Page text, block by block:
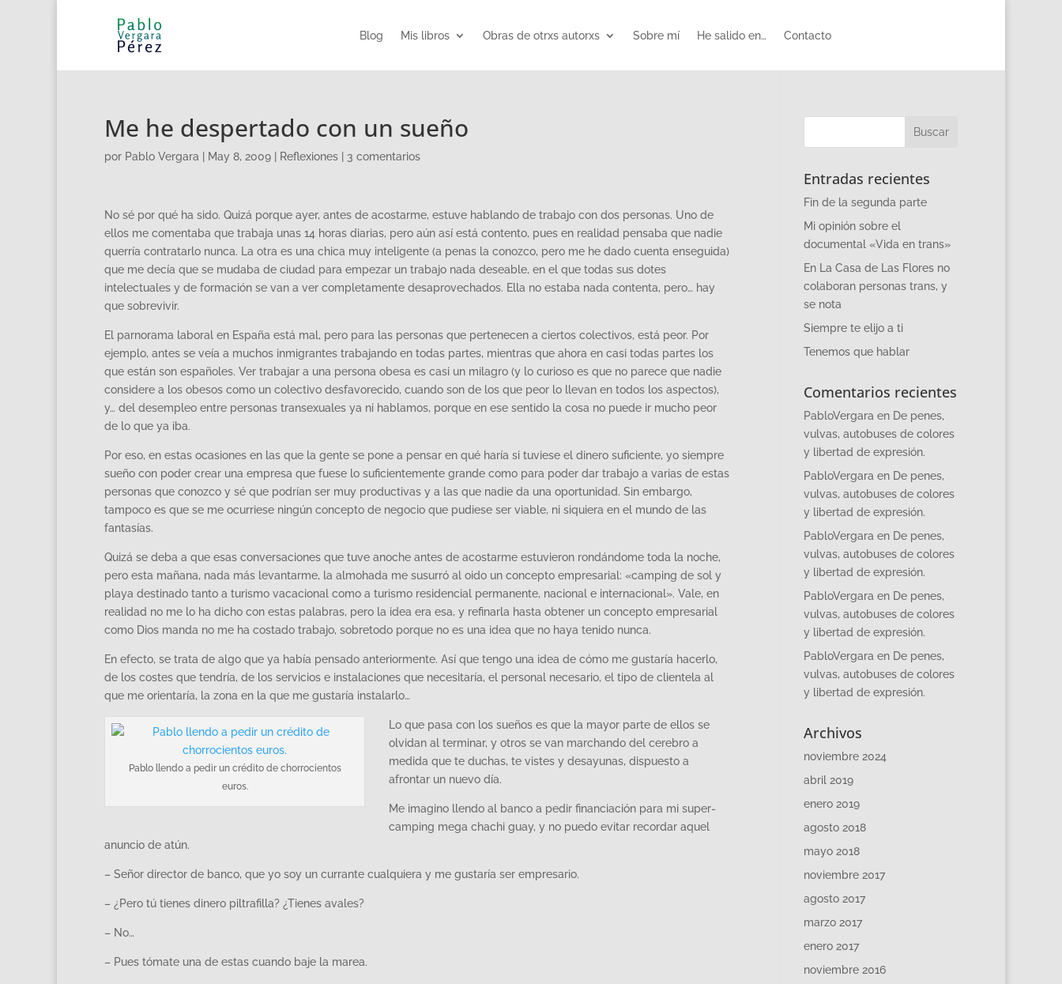
Blog Mis libros Obras de otrxs autorxs Sobre mí He salido en… Contacto
Me he despertado con un sueño
por Pablo Vergara May 8, 2009 Reflexiones 3 comentarios
No sé por qué ha sido. Quizá porque ayer, antes de acostarme, estuve hablando de trabajo con dos personas. Uno de
ellos me comentaba que trabaja unas 14 horas diarias, pero aún así está contento, pues en realidad pensaba que nadie
querría contratarlo nunca. La otra es una chica muy inteligente (a penas la conozco, pero me he dado cuenta enseguida)
que me decía que se mudaba de ciudad para empezar un trabajo nada deseable, en el que todas sus dotes
intelectuales y de formación se van a ver completamente desaprovechados. Ella no estaba nada contenta, pero… hay
que sobrevivir.
El parnorama laboral en España está mal, pero para las personas que pertenecen a ciertos colectivos, está peor. Por
ejemplo, antes se veía a muchos inmigrantes trabajando en todas partes, mientras que ahora en casi todas partes los
que están son españoles. Ver trabajar a una persona obesa es casi un milagro (y lo curioso es que no parece que nadie
considere a los obesos como un colectivo desfavorecido, cuando son de los que peor lo llevan en todos los aspectos),
y… del desempleo entre personas transexuales ya ni hablamos, porque en ese sentido la cosa no puede ir mucho peor
de lo que ya iba.
Por eso, en estas ocasiones en las que la gente se pone a pensar en qué haría si tuviese el dinero suficiente, yo siempre
sueño con poder crear una empresa que fuese lo suficientemente grande como para poder dar trabajo a varias de estas
personas que conozco y sé que podrían ser muy productivas y a las que nadie da una oportunidad. Sin embargo,
tampoco es que se me ocurriese ningún concepto de negocio que pudiese ser viable, ni siquiera en el mundo de las
fantasías.
Quizá se deba a que esas conversaciones que tuve anoche antes de acostarme estuvieron rondándome toda la noche,
pero esta mañana, nada más levantarme, la almohada me susurró al oido un concepto empresarial: «camping de sol y
playa destinado tanto a turismo vacacional como a turismo residencial permanente, nacional e internacional». Vale, en
realidad no me lo ha dicho con estas palabras, pero la idea era esa, y refinarla hasta obtener un concepto empresarial
como Dios manda no me ha costado trabajo, sobretodo porque no es una idea que no haya tenido nunca.
En efecto, se trata de algo que ya había pensado anteriormente. Así que tengo una idea de cómo me gustaría hacerlo,
de los costes que tendría, de los servicios e instalaciones que necesitaría, el personal necesario, el tipo de clientela al
que me orientaría, la zona en la que me gustaría instalarlo…
Pablo llendo a pedir un crédito de chorrocientos
euros.
Lo que pasa con los sueños es que la mayor parte de ellos se
olvidan al terminar, y otros se van marchando del cerebro a
medida que te duchas, te vistes y desayunas, dispuesto a
afrontar un nuevo día.
Me imagino llendo al banco a pedir financiación para mi super-
camping mega chachi guay, y no puedo evitar recordar aquel
anuncio de atún.
– Señor director de banco, que yo soy un currante cualquiera y me gustaría ser empresario.
– ¿Pero tú tienes dinero piltrafilla? ¿Tienes avales?
– No…
– Pues tómate una de estas cuando baje la marea.
Entradas recientes
Fin de la segunda parte
Mi opinión sobre el
documental «Vida en trans»
En La Casa de Las Flores no
colaboran personas trans, y
se nota
Siempre te elijo a ti
Tenemos que hablar
Comentarios recientes
PabloVergara en De penes,
vulvas, autobuses de colores
y libertad de expresión.
PabloVergara en De penes,
vulvas, autobuses de colores
y libertad de expresión.
PabloVergara en De penes,
vulvas, autobuses de colores
y libertad de expresión.
PabloVergara en De penes,
vulvas, autobuses de colores
y libertad de expresión.
PabloVergara en De penes,
vulvas, autobuses de colores
y libertad de expresión.
Archivos
noviembre 2024
abril 2019
enero 2019
agosto 2018
mayo 2018
noviembre 2017
agosto 2017
marzo 2017
enero 2017
noviembre 2016